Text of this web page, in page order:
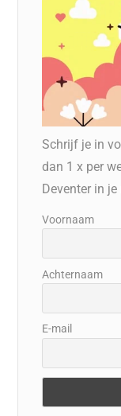
Schrijf je in
dan 1 x per
Deventer in
Voornaam
Achternaam
E-mail